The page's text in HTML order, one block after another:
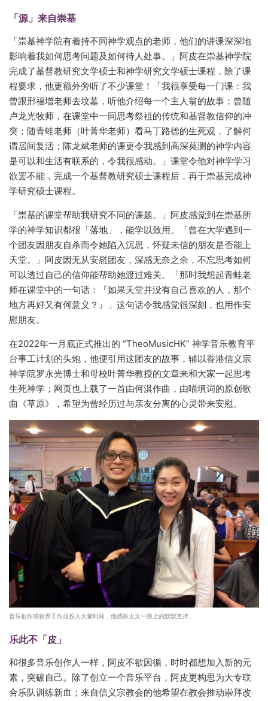
「源」来自崇基
「崇基神学院有着持不同神学观点的老师，他们的讲课深深地
影响着我如何思考问题及如何待人处事。」阿皮在崇基神学院
完成了基督教研究文学硕士和神学研究文学硕士课程，除了课
程要求，他更额外旁听了不少课堂！「我很享受每一门课：我
曾跟邢福增老师去坟墓，听他介绍每一个主人翁的故事；曾随
卢龙光牧师，在课堂中一同思考祭祖的传统和基督教信仰的冲
突；随青蛙老师（叶菁华老师）看马丁路德的生死观，了解何
谓居间复活；陈龙斌老师的课更令我感到高深莫测的神学内容
是可以和生活有联系的，令我很感动。」课堂令他对神学学习
欲罢不能，完成一个基督教研究硕士课程后，再于崇基完成神
学研究硕士课程。
「崇基的课堂帮助我研究不同的课题。」阿皮感觉到在崇基所
学的神学知识都很「落地」，能学以致用。「曾在大学遇到一
个团友因朋友自杀而令她陷入沉思，怀疑未信的朋友是否能上
天堂。」阿皮因无从安慰团友，深感无奈之余，不忘思考如何
可以透过自己的信仰能帮助她渡过难关。「那时我想起青蛙老
师在课堂中的一句话：『如果天堂并没有自己喜欢的人，那个
地方再好又有何意义？』」这句话令我感觉很深刻，也用作安
慰朋友。
在2022年一月底正式推出的 “TheoMusicHK” 神学音乐教育平
台事工计划的头炮，他便引用这团友的故事，辅以香港信义宗
神学院罗永光博士和母校叶菁华教授的文章来和大家一起思考
生死神学；网页也上载了一首由何淇作曲，由喵填词的原创歌
曲《草原》，希望为曾经历过与亲友分离的心灵带来安慰。
音乐创作或牧养工作须投入大量时间，他感谢太太一路上的默默支持。
乐此不「皮」
和很多音乐创作人一样，阿皮不欲因循，时时都想加入新的元
素，突破自己。除了创立一个音乐平台，阿皮更构思为大专联
合乐队训练新血；来自信义宗教会的他希望在教会推动崇拜改